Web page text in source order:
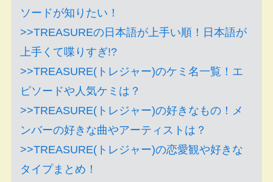
ソードが知りたい！
>>TREASUREの日本語が上手い順！日本語が
上手くて喋りすぎ!?
>>TREASURE(トレジャー)のケミ名一覧！エ
ピソードや人気ケミは？
>>TREASURE(トレジャー)の好きなもの！メ
ンバーの好きな曲やアーティストは？
>>TREASURE(トレジャー)の恋愛観や好きな
タイプまとめ！